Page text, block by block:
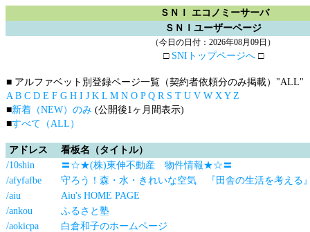
ＳＮＩ エコノミーサーバ
ＳＮＩユーザーページ
（今日の日付：2026年08月09日）
□ SNIトップページへ□
■ アルファベット別登録ページ一覧（契約者依頼分のみ掲載） "ALL"
A B C D E F G H I J K L M N O P Q R S T U V W X Y Z
■新着（NEW）のみ (公開後1ヶ月間表示)
■すべて（ALL）
アドレス
看板名（タイトル）
/10shin
〓☆★(株)東伸不動産 物件情報★☆〓
/afyfafbe
守ろう！森・水・きれいな空気 『田舎の生活を考える
/aiu
Aiu's HOME PAGE
/ankou
ふるさと塾
/aokicpa
白倉和子のホームページ